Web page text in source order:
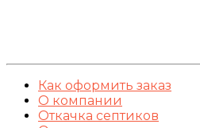
Как оформить заказ
О компании
Откачка септиков